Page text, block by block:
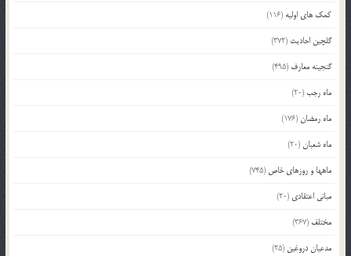
کمک های اولیه (116)
گلچین احادیث (372)
گنجینه معارف (495)
ماه رجب(20)
ماه رمضان(176)
ماه شعبان(20)
ماهها و روزهای خاص (745)
مبانی اعتقادی (20)
مختلف (367)
مدعیان دروغین (25)